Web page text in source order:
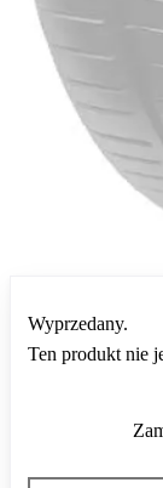
Wyprzedany.
Ten produkt nie